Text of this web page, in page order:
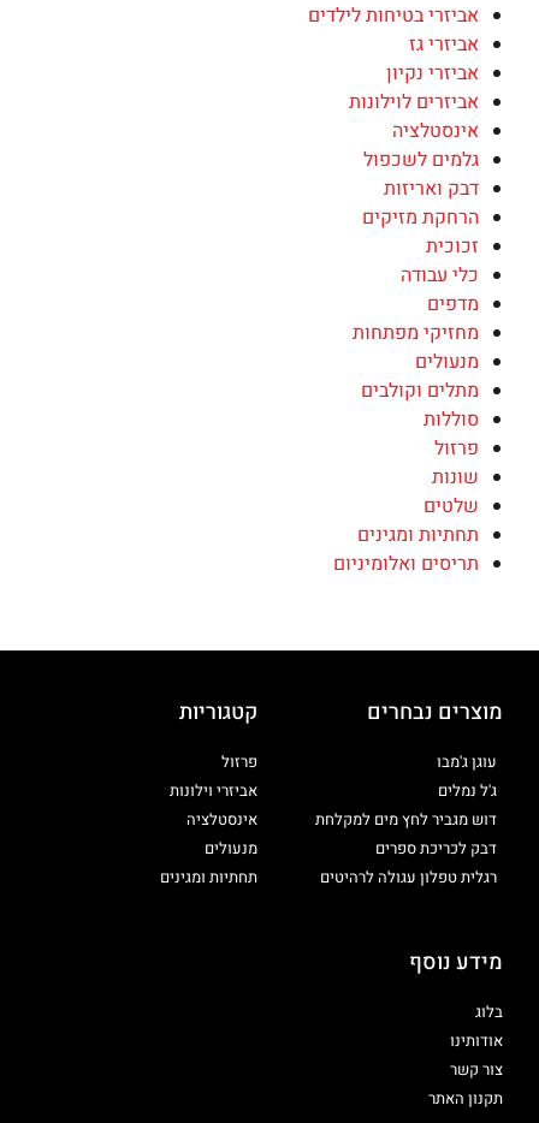
אביזרי בטיחות לילדים
אביזרי גז
אביזרי נקיון
אביזרים לוילונות
אינסטלציה
גלמים לשכפול
דבק ואריזות
הרחקת מזיקים
זכוכית
כלי עבודה
מדפים
מחזיקי מפתחות
מנעולים
מתלים וקולבים
סוללות
פרזול
שונות
שלטים
תחתיות ומגינים
תריסים ואלומיניום
מוצרים נבחרים
עוגן ג'מבו
ג'ל נמלים
דוש מגביר לחץ מים למקלחת
דבק לכריכת ספרים
רגלית טפלון עגולה לרהיטים
קטגוריות
פרזול
אביזרי וילונות
אינסטלציה
מנעולים
תחתיות ומגינים
מידע נוסף
בלוג
אודותינו
צור קשר
תקנון האתר